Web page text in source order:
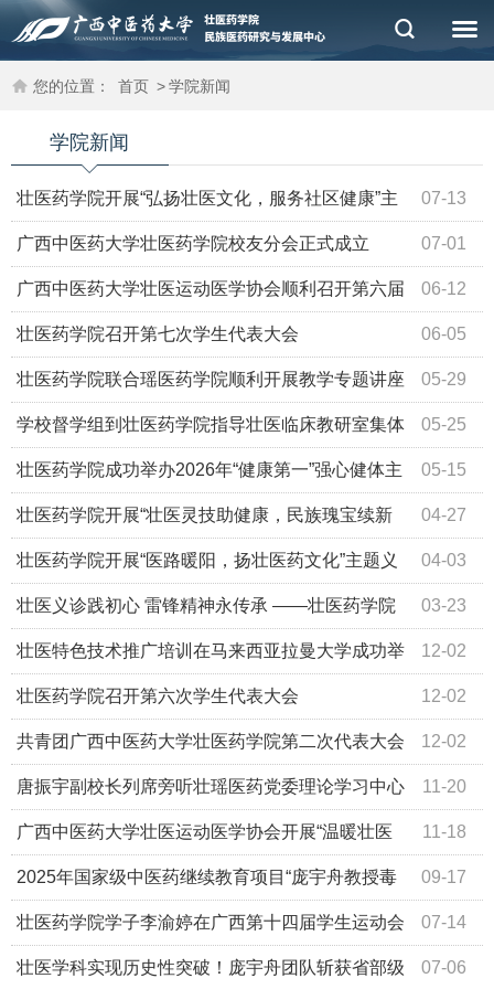
您的位置： 首页 >学院新闻
学院新闻
07-13
壮医药学院开展“弘扬壮医文化，服务社区健康”主
题社会实践活动 07-01
广西中医药大学壮医药学院校友分会正式成立
06-12
广西中医药大学壮医运动医学协会顺利召开第六届
换届暨表彰大会 06-05
壮医药学院召开第七次学生代表大会
05-29
壮医药学院联合瑶医药学院顺利开展教学专题讲座
05-25
学校督学组到壮医药学院指导壮医临床教研室集体
备课 活动 05-15
壮医药学院成功举办2026年“健康第一”强心健体主
题活动 04-27
壮医药学院开展“壮医灵技助健康，民族瑰宝续新
篇“主题志愿服务活动 04-03
壮医药学院开展“医路暖阳，扬壮医药文化”主题义
诊活动 03-23
壮医义诊践初心 雷锋精神永传承 ——壮医药学院
开展2026年“学雷锋”健康义诊活动 12-02
壮医特色技术推广培训在马来西亚拉曼大学成功举
办 助推中马传统医学合作 12-02
壮医药学院召开第六次学生代表大会
12-02
共青团广西中医药大学壮医药学院第二次代表大会
胜利召开 11-20
唐振宇副校长列席旁听壮瑶医药党委理论学习中心
组学习（扩大）会 11-18
广西中医药大学壮医运动医学协会开展“温暖壮医
情，志愿暖民行”义诊活动 09-17
2025年国家级中医药继续教育项目“庞宇舟教授毒
论毒病理论与特色解毒方药、技法应用培训班”暨第七届“八
桂庞氏毒病学术流派研讨会”成功举办
07-14
壮医药学院学子李渝婷在广西第十四届学生运动会
武术比赛中斩获双冠 07-06
壮医学科实现历史性突破！庞宇舟团队斩获省部级